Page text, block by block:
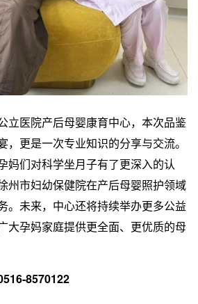
医院产后母婴康育中心，本次品鉴
，更是一次专业知识的分享与交流。
妈们对科学坐月子有了更深入的认
州市妇幼保健院在产后母婴照护领域
。未来，中心还将持续举办更多公益
大孕妈家庭提供更全面、更优质的母
8570122